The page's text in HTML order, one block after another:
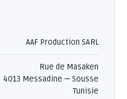
AAF Production SARL
Rue de Masaken
4013 Messadine — Sousse
Tunisie